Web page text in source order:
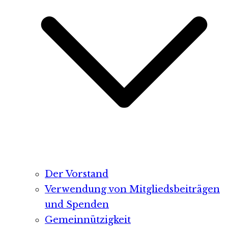
Der Vorstand
Verwendung von Mitgliedsbeiträgen
und Spenden
Gemeinnützigkeit